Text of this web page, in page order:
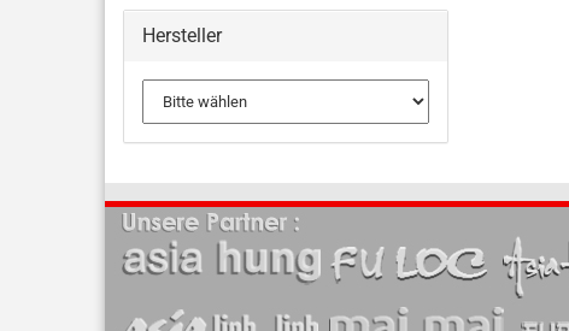
Hersteller